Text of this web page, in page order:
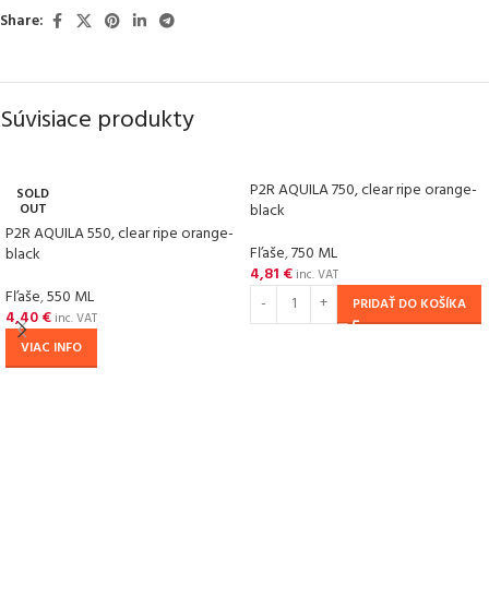
Share:
Súvisiace produkty
SOLD
OUT
P2R AQUILA 550, clear ripe orange-
black
Fľaše,550 ML
4,40€ inc. VAT
VIAC INFO
P2R AQUILA 750, clear ripe orange-
black
Fľaše,750 ML
4,81 € inc. VAT
PRIDAŤ DO KOŠÍKA